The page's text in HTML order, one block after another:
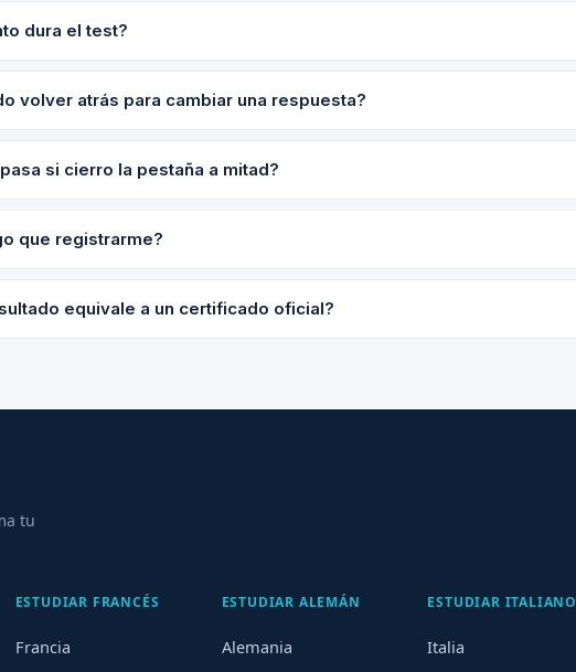
dura el test?
volver atrás para cambiar una respuesta?
si cierro la pestaña a mitad?
que registrarme?
equivale a un certificado oficial?
tu
ESTUDIAR FRANCÉS
Francia
ESTUDIAR ALEMÁN
Alemania
ESTUDIAR ITALIANO
Italia